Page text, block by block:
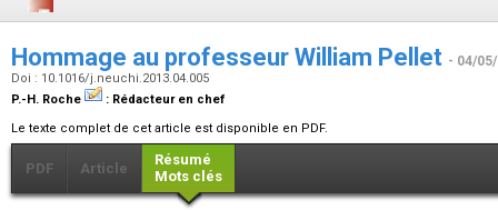
Hommage au professeur William Pellet - 04/
Doi : 10.1016/j.neuchi.2013.04.005
P.-H. Roche
: Rédacteur en chef
Le texte complet de cet article est disponible en PDF.
PDF Article
Résumé
Mots clés